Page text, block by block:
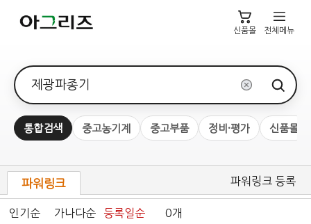
신품몰 전체메뉴
검색어
통합검색 중고농기계 중고부품 정비·평가 신품몰
파워링크 파워링크 등록
인기순 가나다순 등록일순 0개